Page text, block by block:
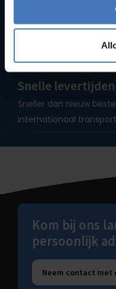
Snelle levertijden
Sneller dan nieuw
internationaal transport
Kom bij ons
persoonlijk
Neem contact met